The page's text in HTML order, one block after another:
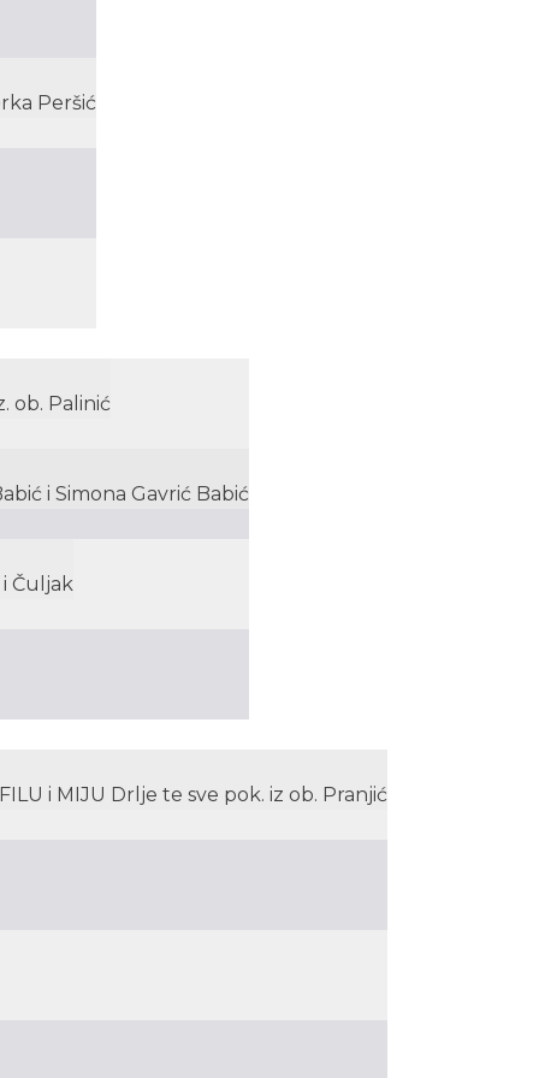
Peršić
ob. Palinić
i Simona Gavrić Babić
i Čuljak
i MIJU Drlje te sve pok. iz ob. Pranjić